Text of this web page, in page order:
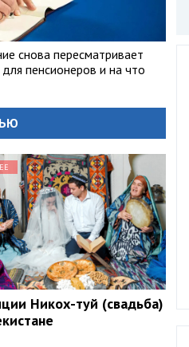
снова пересматривает
пенсионеров и на что
Никох-туй (свадьба)